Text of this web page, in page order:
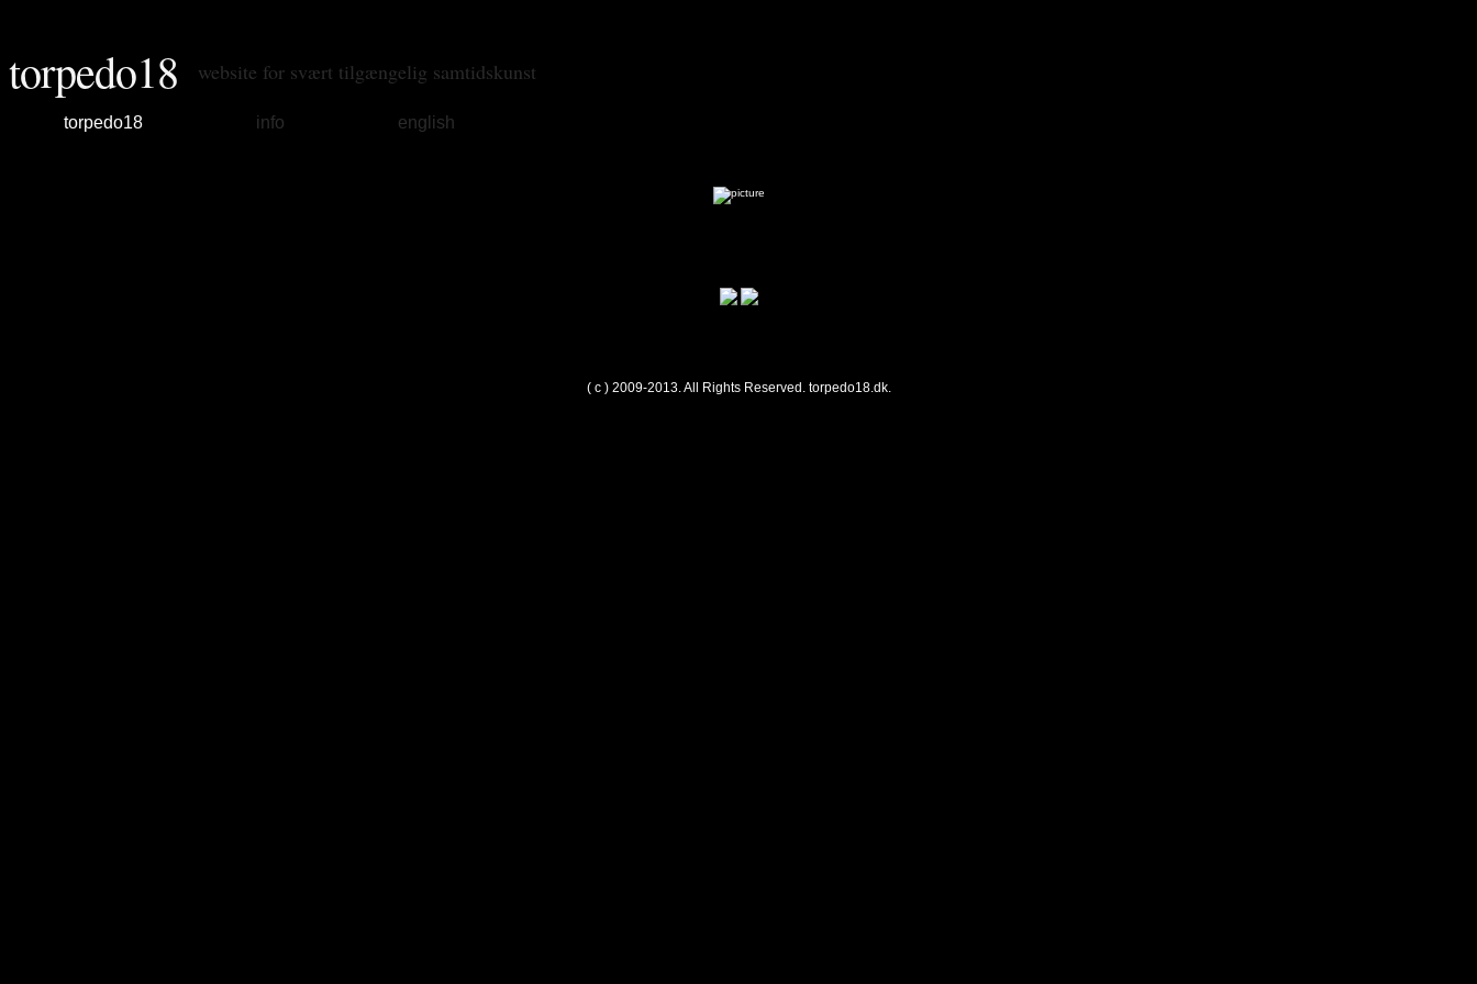
torpedo18 website for svært tilgængelig samtidskunst
torpedo18 info english
( c ) 2009-2013. All Rights Reserved. torpedo18.dk.